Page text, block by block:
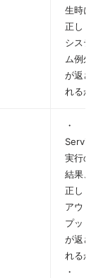
生時に
正しく
システ
ム例外
が返さ
れるか
・
実行の
結果、
正しく
アウト
プット
が返さ
れるか
・